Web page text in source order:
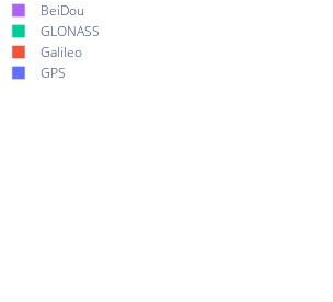
BeiDou
GLONASS
Galileo
GPS